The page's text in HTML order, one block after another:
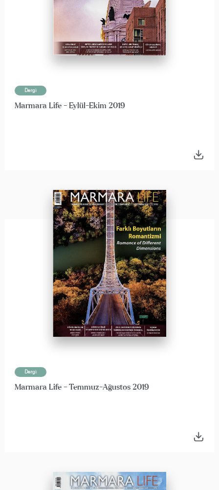
Dergi
Marmara Life - Eylül-Ekim 2019
Dergi
Marmara Life - Temmuz-Ağustos 2019